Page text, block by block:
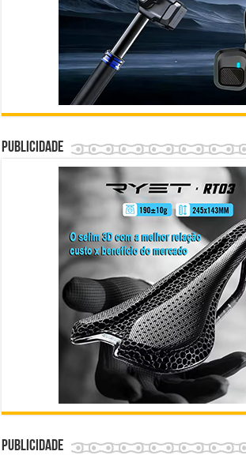
Publicidade
Publicidade